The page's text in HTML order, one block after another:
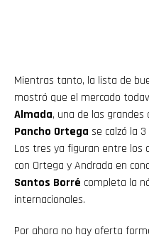
Mientras tanto, la lista de
mostró que el mercado
Almada, una de las
Pancho Ortega se calzó la 3
Los tres ya figuran entre los
con Ortega y Andrada en
Santos Borré completa la
internacionales.
Por ahora no hay oferta